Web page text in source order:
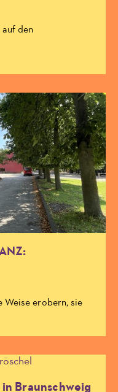
auf den
Weise erobern, sie
Braunschweig